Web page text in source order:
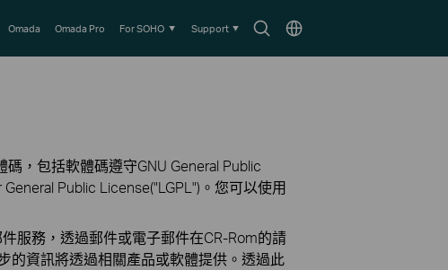
SearchChoose
Omada Omada Pro For SOHO Support
，包括軟體碼遵守GNU General Public
Public License("LGPL")。您可以使用
服務，透過郵件或電子郵件在CR-Rom的請
的資訊將透過相關產品或軟體提供。透過此